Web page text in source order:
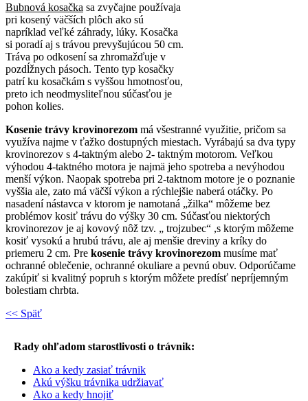
Bubnová kosačka sa zvyčajne používaja
pri kosený väčších plôch ako sú
napríklad veľké záhrady, lúky. Kosačka
si poradí aj s trávou prevyšujúcou 50 cm.
Tráva po odkosení sa zhromažďuje v
pozdĺžnych pásoch. Tento typ kosačky
patrí ku kosačkám s vyššou hmotnosťou,
preto ich neodmysliteľnou súčasťou je
pohon kolies.
Kosenie trávy krovinorezom má všestranné využitie, pričom sa
využíva najme v ťažko dostupných miestach. Vyrábajú sa dva typy
krovinorezov s 4-taktným alebo 2- taktným motorom. Veľkou
výhodou 4-taktného motora je najmä jeho spotreba a nevýhodou
menší výkon. Naopak spotreba pri 2-taktnom motore je o poznanie
vyššia ale, zato má väčší výkon a rýchlejšie naberá otáčky. Po
nasadení nástavca v ktorom je namotaná „žilka“ môžeme bez
problémov kosiť trávu do výšky 30 cm. Súčasťou niektorých
krovinorezov je aj kovový nôž tzv. „ trojzubec“ ,s ktorým môžeme
kosiť vysokú a hrubú trávu, ale aj menšie dreviny a kríky do
priemeru 2 cm. Pre kosenie trávy krovinorezom musíme mať
ochranné oblečenie, ochranné okuliare a pevnú obuv. Odporúčame
zakúpiť si kvalitný popruh s ktorým môžete predísť nepríjemným
bolestiam chrbta.
<< Späť
Rady ohľadom starostlivosti o trávnik:
Ako a kedy zasiať trávnik
Akú výšku trávnika udržiavať
Ako a kedy hnojiť